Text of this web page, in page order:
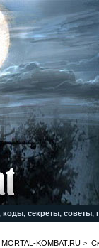
секреты, советы,
MORTAL-KOMBAT.RU >